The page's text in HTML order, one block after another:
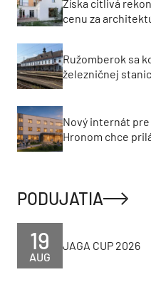
Získa citlivá
cenu za
Ružomberok sa
železničnej
Nový internát
Hronom chce
PODUJATIA
AUG
19 JAGA CUP 2026